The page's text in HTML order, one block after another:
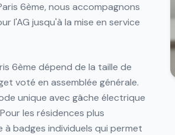
6ème, nous accompagnons
l'AG jusqu'à la mise en service
6ème dépend de la taille de
voté en assemblée générale.
unique avec gâche électrique
les résidences plus
badges individuels qui permet